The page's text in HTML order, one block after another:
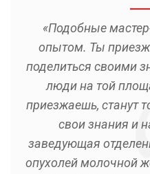
«Подобные
опытом. Ты
поделиться своими
люди на той
приезжаешь, станут
свои знания и
заведующая
опухолей